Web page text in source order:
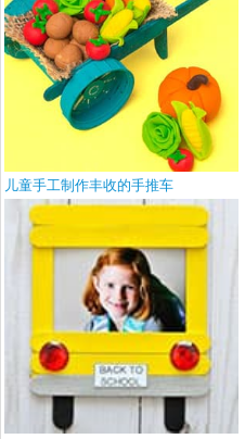
儿童手工制作丰收的手推车